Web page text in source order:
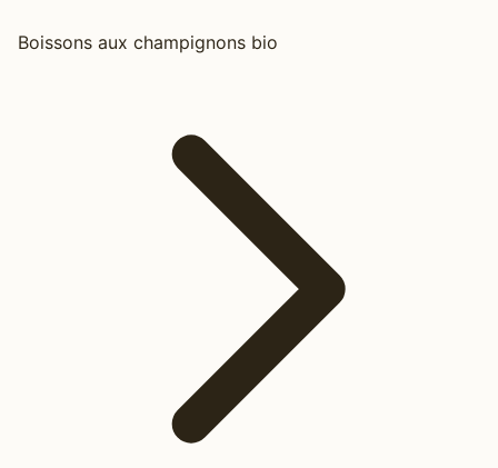
Boissons aux champignons bio